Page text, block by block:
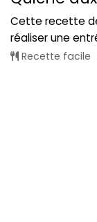
Cette recette
réaliser une
Recette facile